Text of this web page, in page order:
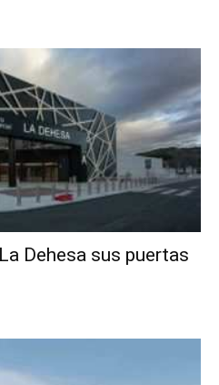
Dehesa sus puertas